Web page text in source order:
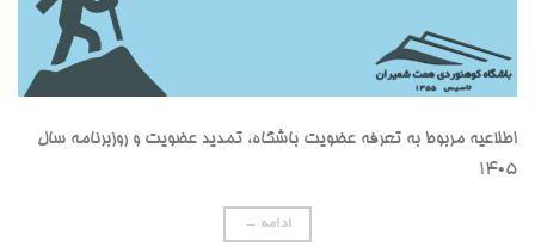
اطلاعیه مربوط به تعرفه عضویت باشگاه، تمدید عضویت و روزبرنامه سال
۱۴۰۵
ادامه →